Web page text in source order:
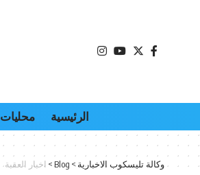
الرئيسية محليات
وكالة تليسكوب الاخبارية>
Blog
> اخبار العقبة